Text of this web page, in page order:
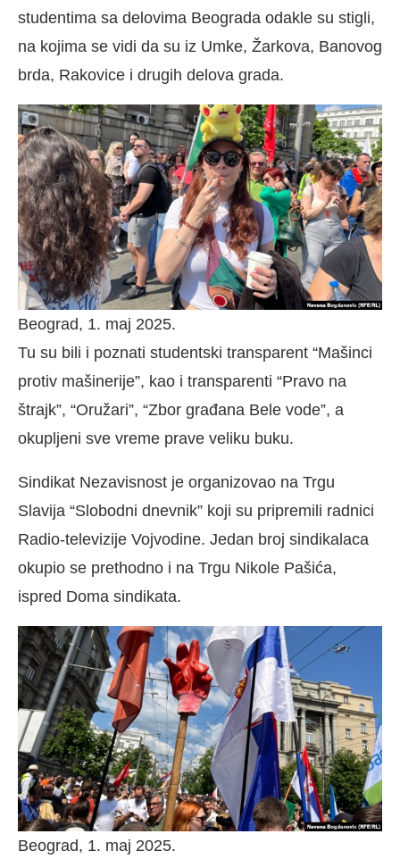
studentima sa delovima Beograda odakle su stigli,
na kojima se vidi da su iz Umke, Žarkova, Banovog
brda, Rakovice i drugih delova grada.
Beograd, 1. maj 2025.
Tu su bili i poznati studentski transparent “Mašinci
protiv mašinerije”, kao i transparenti “Pravo na
štrajk”, “Oružari”, “Zbor građana Bele vode”, a
okupljeni sve vreme prave veliku buku.
Sindikat Nezavisnost je organizovao na Trgu
Slavija “Slobodni dnevnik” koji su pripremili radnici
Radio-televizije Vojvodine. Jedan broj sindikalaca
okupio se prethodno i na Trgu Nikole Pašića,
ispred Doma sindikata.
Beograd, 1. maj 2025.